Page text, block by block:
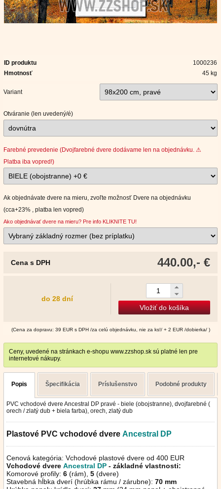
ID produktu
1000236
Hmotnosť
45 kg
Variant
Otváranie (len uvedený/é)
Farebné prevedenie (Dvojfarebné dvere dodávame len na objednávku. ⚠
Platba iba vopred!)
Ak objednávate dvere na mieru, zvoľte možnosť Dvere na objednávku
(cca+23% , platba len vopred)
Ako objednávať dvere na mieru? Pre info KLIKNITE TU!
440.00,- €
Cena s DPH
do 28 dní
Vložiť do košíka
(Cena za dopravu: 39 EUR s DPH /za celú objednávku, nie za ks!/ + 2 EUR /dobierka/ )
Ceny, uvedené na stránkach e-shopu www.zzshop.sk sú platné len pre
internetové nákupy.
Popis Špecifikácia Príslušenstvo Podobné produkty
PVC vchodové dvere Ancestral DP pravé - biele (obojstranne), dvojfarebné (
orech / zlatý dub + biela farba), orech, zlatý dub
Plastové PVC vchodové dvere Ancestral DP
Cenová kategória: Vchodové plastové dvere od 400 EUR
Vchodové dvere Ancestral DP - základné vlastnosti:
Komorové profily: 6 (rám), 5 (dvere)
Stavebná hĺbka dverí (hrúbka rámu / zárubne): 70 mm